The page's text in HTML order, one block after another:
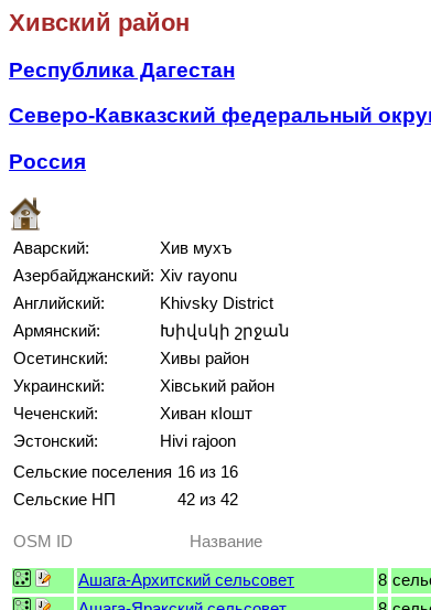
Хивский район
Республика Дагестан
Северо-Кавказский федеральный
Россия
Аварский:
Хив мухъ
Азербайджанский: Xiv rayonu
Английский:
Khivsky District
Армянский:
Խիվսկի շրջան
Осетинский:
Хивы район
Украинский:
Хівський район
Чеченский:
Хиван кӀошт
Эстонский:
Hivi rajoon
Сельские поселения 16 из 16
Сельские НП
42 из 42
OSM ID Название
Ашага-Архитский сельсовет 8